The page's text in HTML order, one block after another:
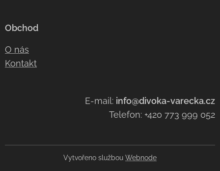
Obchod
O nás
Kontakt
E-mail: info@divoka-varecka.cz
Telefon: +420 773 999 052
Vytvořeno službou Webnode